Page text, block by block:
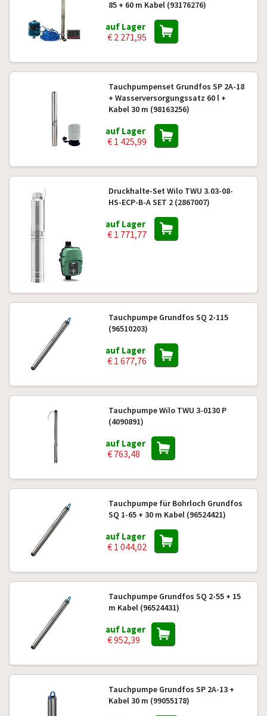
85 + 60 m Kabel (93176276)
auf Lager
€ 2 271,95
Tauchpumpenset Grundfos SP 2A-18
+ Wasserversorgungssatz 60 l +
Kabel 30 m (98163256)
auf Lager
€ 1 425,99
Druckhalte-Set Wilo TWU 3.03-08-
HS-ECP-B-A SET 2 (2867007)
auf Lager
€ 1 771,77
Tauchpumpe Grundfos SQ 2-115
(96510203)
auf Lager
€ 1 677,76
Tauchpumpe Wilo TWU 3-0130 P
(4090891)
auf Lager
€ 763,48
Tauchpumpe für Bohrloch Grundfos
SQ 1-65 + 30 m Kabel (96524421)
auf Lager
€ 1 044,02
Tauchpumpe Grundfos SQ 2-55 + 15
m Kabel (96524431)
auf Lager
€ 952,39
Tauchpumpe Grundfos SP 2A-13 +
Kabel 30 m (99055178)